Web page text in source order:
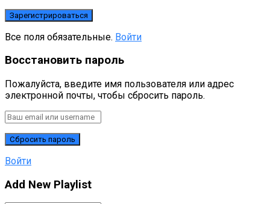
Все поля обязательные. Войти
Восстановить пароль
Пожалуйста, введите имя пользователя или адрес
электронной почты, чтобы сбросить пароль.
Войти
Add New Playlist